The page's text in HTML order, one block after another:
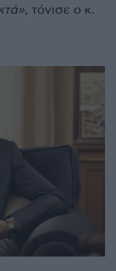
τόνισε ο κ.